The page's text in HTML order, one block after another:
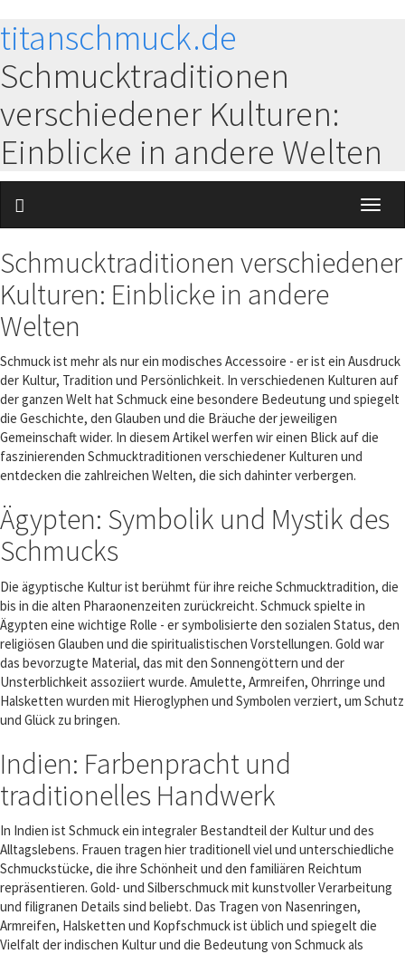
titanschmuck.de
Schmucktraditionen
verschiedener Kulturen:
Einblicke in andere Welten
Schmucktraditionen verschiedener
Kulturen: Einblicke in andere
Welten
Schmuck ist mehr als nur ein modisches Accessoire - er ist ein Ausdruck
der Kultur, Tradition und Persönlichkeit. In verschiedenen Kulturen auf
der ganzen Welt hat Schmuck eine besondere Bedeutung und spiegelt
die Geschichte, den Glauben und die Bräuche der jeweiligen
Gemeinschaft wider. In diesem Artikel werfen wir einen Blick auf die
faszinierenden Schmucktraditionen verschiedener Kulturen und
entdecken die zahlreichen Welten, die sich dahinter verbergen.
Ägypten: Symbolik und Mystik des
Schmucks
Die ägyptische Kultur ist berühmt für ihre reiche Schmucktradition, die
bis in die alten Pharaonenzeiten zurückreicht. Schmuck spielte in
Ägypten eine wichtige Rolle - er symbolisierte den sozialen Status, den
religiösen Glauben und die spiritualistischen Vorstellungen. Gold war
das bevorzugte Material, das mit den Sonnengöttern und der
Unsterblichkeit assoziiert wurde. Amulette, Armreifen, Ohrringe und
Halsketten wurden mit Hieroglyphen und Symbolen verziert, um Schutz
und Glück zu bringen.
Indien: Farbenpracht und
traditionelles Handwerk
In Indien ist Schmuck ein integraler Bestandteil der Kultur und des
Alltagslebens. Frauen tragen hier traditionell viel und unterschiedliche
Schmuckstücke, die ihre Schönheit und den familiären Reichtum
repräsentieren. Gold- und Silberschmuck mit kunstvoller Verarbeitung
und filigranen Details sind beliebt. Das Tragen von Nasenringen,
Armreifen, Halsketten und Kopfschmuck ist üblich und spiegelt die
Vielfalt der indischen Kultur und die Bedeutung von Schmuck als